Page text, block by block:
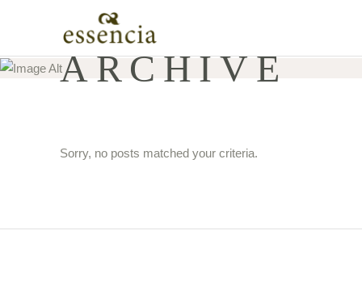
ARCHIVE
Sorry, no posts matched your criteria.